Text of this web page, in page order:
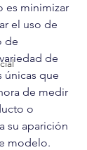
es minimizar
el uso de
de
de
únicas que
de medir
o
su aparición
modelo.